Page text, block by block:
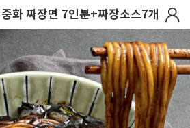
화 짜장면 7인분+짜장소스7개